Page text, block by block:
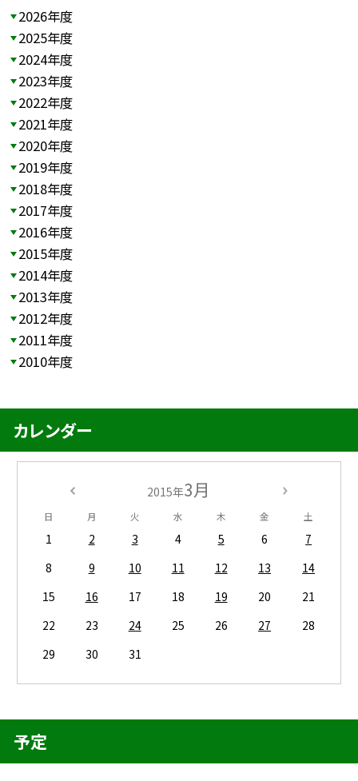
2026年度
2025年度
2024年度
2023年度
2022年度
2021年度
2020年度
2019年度
2018年度
2017年度
2016年度
2015年度
2014年度
2013年度
2012年度
2011年度
2010年度
カレンダー
2015年3月
日 月 火 水 木 金 土
1 2 3 4 5 6
7
8
9 10 11 12 13
14
15
16 17 18 19 20
21
22
23 24 25 26 27
28
29
30 31
予定